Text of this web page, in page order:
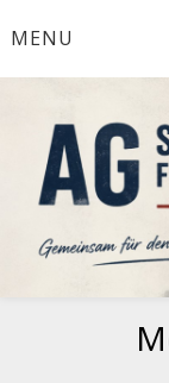
toMENU
Herzlich